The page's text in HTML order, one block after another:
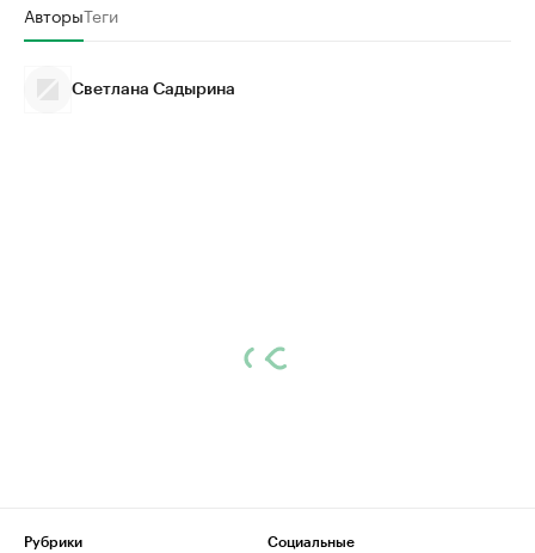
АвторыТеги
Светлана Садырина
Рубрики
Социальные